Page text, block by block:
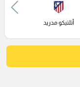
أتلتيكو مدريد